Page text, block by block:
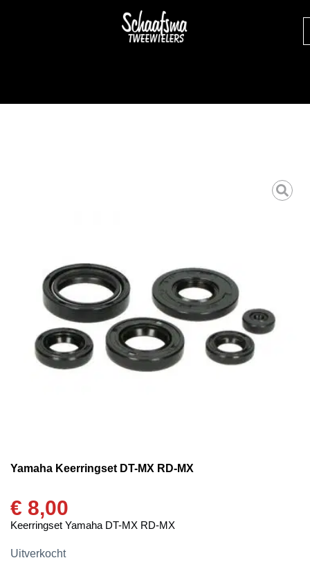
Yamaha Keerringset DT-MX RD-MX
€ 8,00
Keerringset Yamaha DT-MX RD-MX
Uitverkocht